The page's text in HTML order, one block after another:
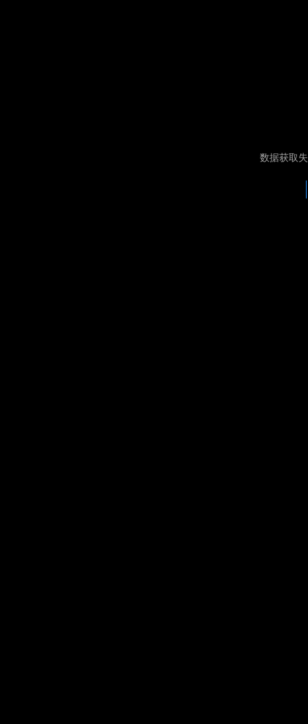
数据获取